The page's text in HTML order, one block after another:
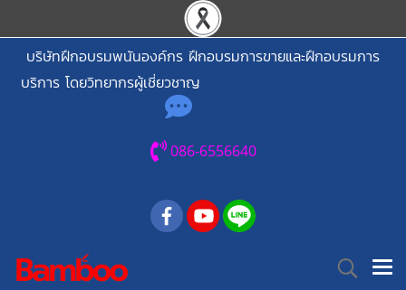
บริษัทฝึกอบรมพนันองค์กร ฝึกอบรมการขายและฝึกอบรมการ
บริการ โดยวิทยากรผู้เชี่ยวชาญ
086-6556640